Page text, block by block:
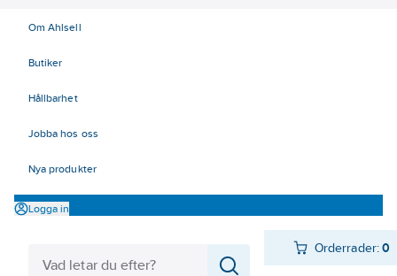
Om Ahlsell
Butiker
Hållbarhet
Jobba hos oss
Nya produkter
Logga in
Orderrader:0